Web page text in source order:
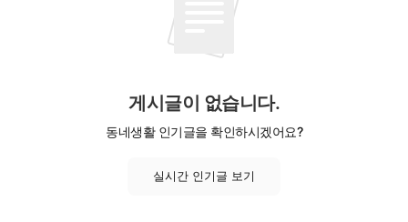
게시글이 없습니다.
동네생활 인기글을 확인하시겠어요?
실시간 인기글 보기